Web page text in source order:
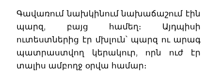
Գավառում նախկինում նախաճաշում էին
պարզ, բայց համեղ։ Այդպիսի
ուտեստներից էր մխլուն՝ պարզ ու արագ
պատրաստվող կերակուր, որն ուժ էր
տալիս ամբողջ օրվա համար։